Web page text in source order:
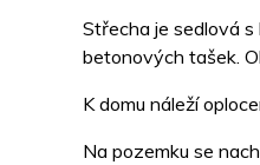
Střecha je sedlová s
betonových tašek.
K domu náleží
Na pozemku se